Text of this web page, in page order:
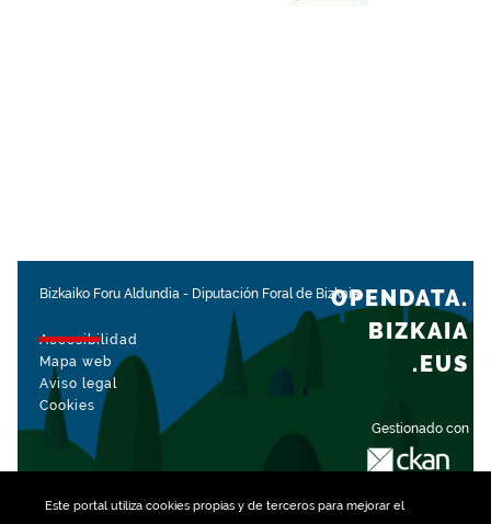
Este portal utiliza cookiespropias y de terceros para mejorar el
Bizkaiko Foru Aldundia - Diputación Foral de Bizkaia
Accesibilidad
Mapa web
Aviso legal
Cookies
Gestionado con
OPENDATA.
BIZKAIA
.EUS